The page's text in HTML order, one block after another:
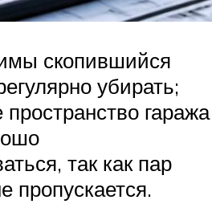
скопившийся
убирать;
пространство гаража
так как пар
пропускается.